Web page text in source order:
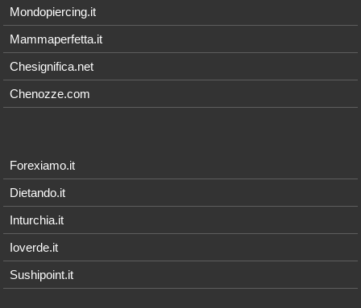
Mondopiercing.it
Mammaperfetta.it
Chesignifica.net
Chenozze.com
Forexiamo.it
Dietando.it
Inturchia.it
Ioverde.it
Sushipoint.it